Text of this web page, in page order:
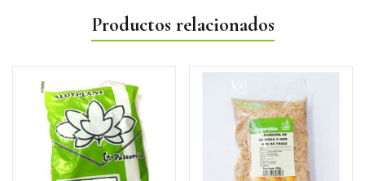
Productos relacionados